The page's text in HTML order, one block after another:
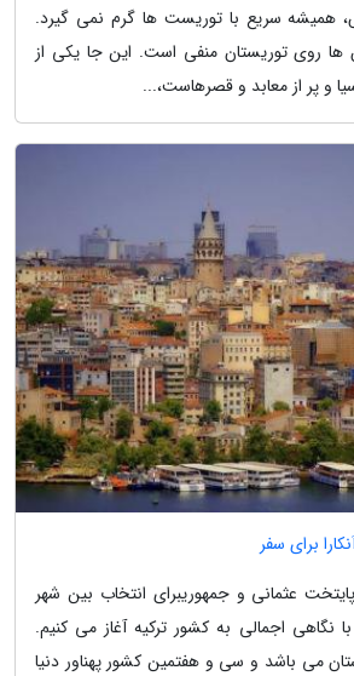
همیشه سریع با توریست ها گرم نمی گیرد.
ها روی توریستان منفی است. این جا یکی از
و پر از معابد و قصرهاست،...
برای سفر
پایتخت عثمانی و جمهوریبرای انتخاب بین شهر
با نگاهی اجمالی به کشور ترکیه آغاز می کنیم.
ترکیه دارای 81 استان می باشد و سی و هفتمین کشور پهناور دنیا